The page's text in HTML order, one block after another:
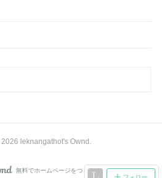
2026 leknangathot's Ownd .
AmebaOwnd
無料でホームページをつくろう